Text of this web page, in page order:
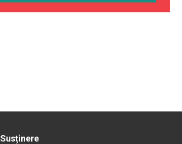
Susținere